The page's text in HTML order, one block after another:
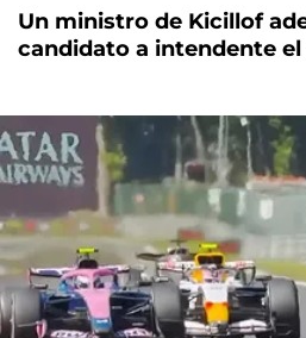
Un ministro de Kicillof
candidato a intendente el